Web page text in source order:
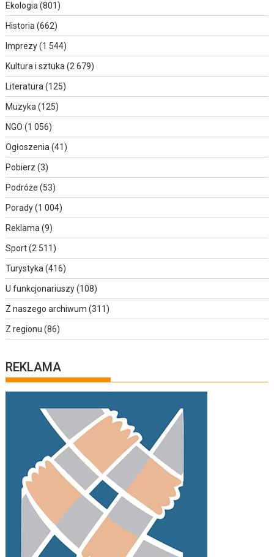
Ekologia (801)
Historia (662)
Imprezy(1 544)
Kultura i sztuka (2 679)
Literatura (125)
Muzyka (125)
NGO (1 056)
Ogłoszenia (41)
Pobierz (3)
Podróże (53)
Porady(1 004)
Reklama (9)
Sport(2 511)
Turystyka (416)
U funkcjonariuszy(108)
Z naszego archiwum (311)
Z regionu (86)
REKLAMA